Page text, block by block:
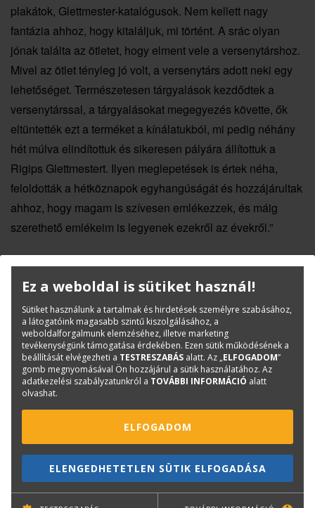
plakátok, Glettmester-katalógusok. Nem kellett nagy
fantázia ahhoz, hogy kitaláljuk, mi történt. A srác olyan
jónak találta az ötletet, hogy elment vele a versenytárshoz.
Mivel az ötlet tényleg jó volt, a versenytárs adott neki egy
lehetőséget. Természetesen tárgyalások kezdődtek a
versenytárssal, a tárgyalásokat megegyezés követte, ők
eltüntették ezt a terméket a kínálatukból, mi pedig néhány
hét múlva elindítottuk és sikeresen pályára állítottuk a
Rigips Glettmestert. Ilyen meglepetések is értek néha,
feloldották a hétköznapok egyhangúságát és hozzájárultak
ahhoz, hogy magam is szívesen emlékezzek, és máig
szerethető emlékeim is legyenek ezekről az évekről.”
További könyveink>>
Webshop
Ez a weboldal is sütiket használ!
Sütiket használunk a tartalmak és hirdetések személyre szabásához,
a látogatóink magasabb szintű kiszolgálásához, a
weboldalforgalmunk elemzéséhez, illetve marketing
tevékenységünk támogatása érdekében. Ezen sütik működésének a
beállítását elvégezheti a TESTRESZABÁS alatt. Az „ELFOGADOM”
gomb megnyomásával Ön hozzájárul a sütik használatához. Az
adatkezelési szabályzatunkról a TOVÁBBI INFORMÁCIÓ alatt
olvashat.
ELFOGADOM
ELENGEDHETETLEN SÜTIK ELFOGADÁSA